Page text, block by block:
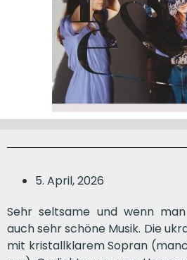
5. April, 2026
Sehr seltsame und wenn
auch sehr schöne Musik. Die
mit kristallklarem Sopran